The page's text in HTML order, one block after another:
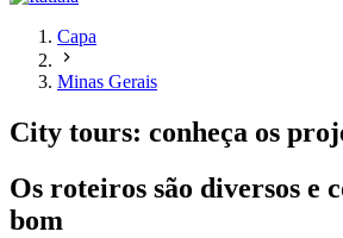
Capa
Minas Gerais
City tours: conheça os
Os roteiros são diversos e
bom